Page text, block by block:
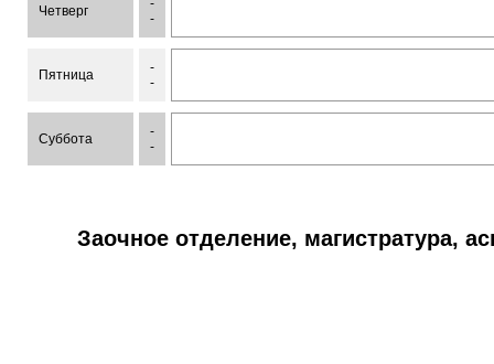
Четверг
-
-
Пятница
-
-
Суббота
-
-
Заочное отделение, магистратура,